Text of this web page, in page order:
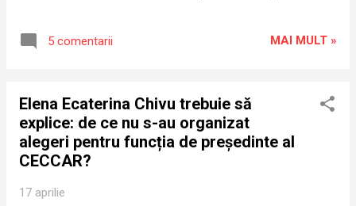
mecanism nu s-a construit singur. Firul
anunța în cercurile de încredere continuitatea
la conducerea Corpului profesional. Apoi,
oricine a încercat să conducă efectiv a ieșit
5 comentarii MAI MULT »
Elena Ecaterina Chivu trebuie să
explice: de ce nu s-au organizat
alegeri pentru funcția de președinte al
CECCAR?
17 aprilie